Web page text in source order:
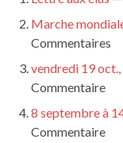
Marche
Commentaires
vendredi 19
Commentaire
8 septembre à
Commentaire